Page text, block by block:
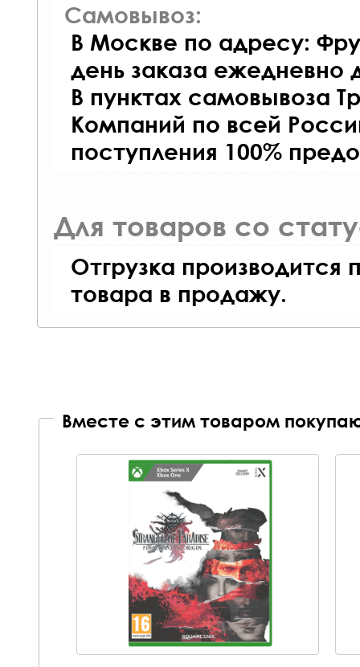
Самовывоз:
В Москве по адресу:
день заказа ежедневно
В пунктах самовывоза
Компаний по всей
поступления 100%
Для товаров со
Отгрузка производится
товара в продажу.
Вместе с этим товаром